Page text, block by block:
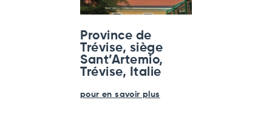
Province de
Trévise, siège
Sant’Artemio,
Trévise, Italie
pour en savoir plus